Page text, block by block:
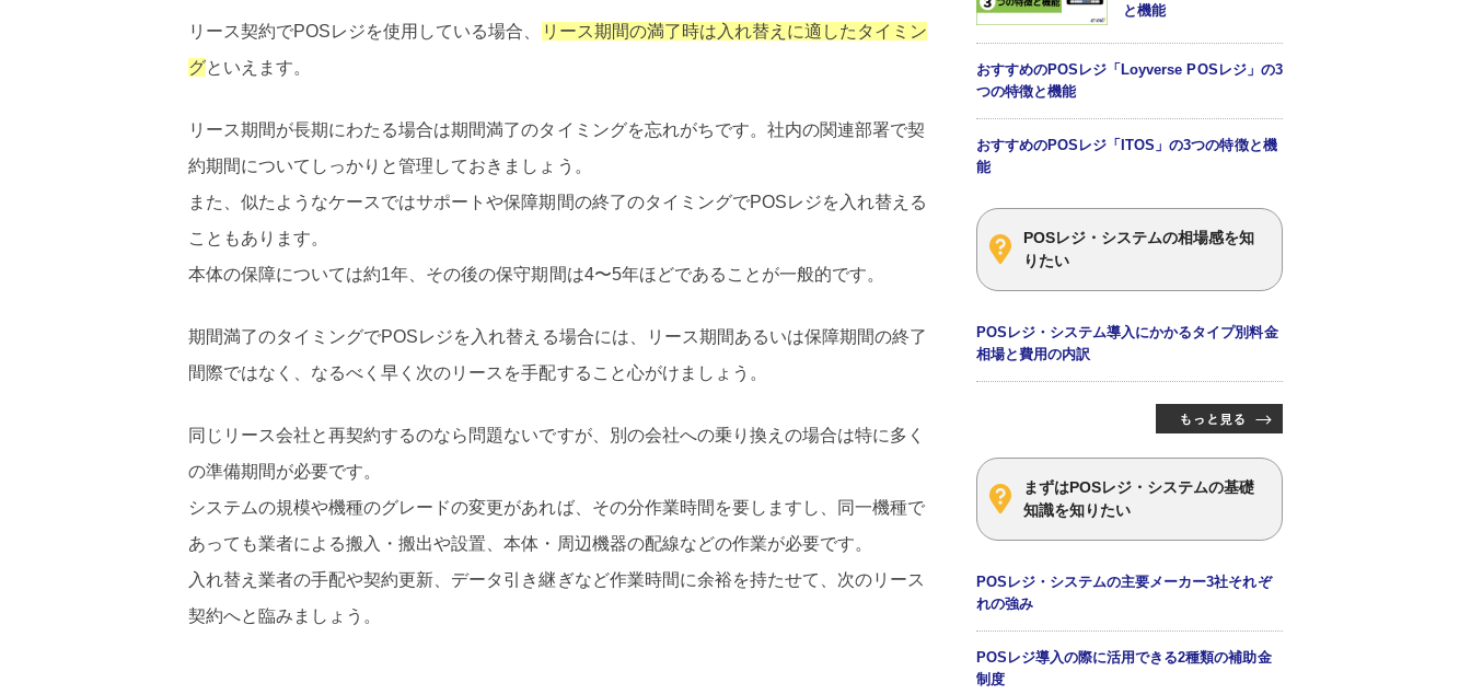
リース契約でPOSレジを使用している場合、
リース期間の満了時は入れ替えに適したタイミン
グといえます。
リース期間が長期にわたる場合は期間満了のタイミングを忘れがちです。社内の関連部署で契
約期間についてしっかりと管理しておきましょう。
また、似たようなケースではサポートや保障期間の終了のタイミングでPOSレジを入れ替える
こともあります。
本体の保障については約1年、その後の保守期間は4〜5年ほどであることが一般的です。
期間満了のタイミングでPOSレジを入れ替える場合には、リース期間あるいは保障期間の終了
間際ではなく、なるべく早く次のリースを手配すること心がけましょう。
同じリース会社と再契約するのなら問題ないですが、別の会社への乗り換えの場合は特に多く
の準備期間が必要です。
システムの規模や機種のグレードの変更があれば、その分作業時間を要しますし、同一機種で
あっても業者による搬入・搬出や設置、本体・周辺機器の配線などの作業が必要です。
入れ替え業者の手配や契約更新、データ引き継ぎなど作業時間に余裕を持たせて、次のリース
契約へと臨みましょう。
と機能
おすすめのPOSレジ「Loyverse POSレジ」の3
つの特徴と機能
おすすめのPOSレジ「ITOS」の3つの特徴と機
能
POSレジ・システムの相場感を知
りたい
POSレジ・システム導入にかかるタイプ別料金
相場と費用の内訳
まずはPOSレジ・システムの基礎
知識を知りたい
POSレジ・システムの主要メーカー3社それぞ
れの強み
POSレジ導入の際に活用できる2種類の補助金
制度